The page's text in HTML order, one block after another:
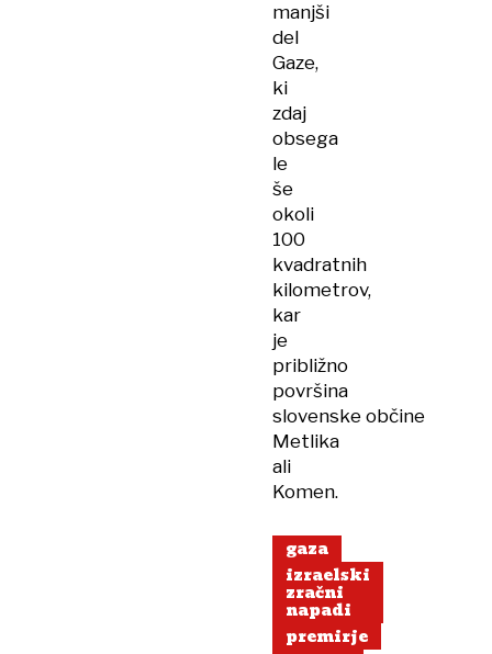
manjši
del
Gaze,
ki
zdaj
obsega
le
še
okoli
100
kvadratnih
kilometrov,
kar
je
približno
površina
slovenske občine
Metlika
ali
Komen.
gaza
izraelski
zračni
napadi
premirje